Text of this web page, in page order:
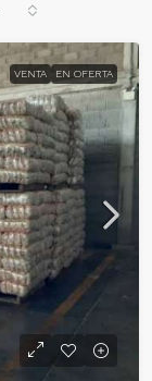
VENTA EN OFERTA